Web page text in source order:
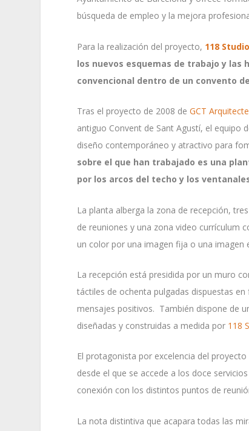
búsqueda de empleo y la mejora
Para la realización del proyecto, 118 Studio
los nuevos esquemas de trabajo y las
convencional dentro de un convento
Tras el proyecto de 2008 deGCT
antiguo Convent de Sant Agustí, el equipo
diseño contemporáneo y atractivo para
sobre el que han trabajado es una
por los arcos del techo y los
La planta alberga la zona de recepción,
de reuniones y una zona video currículum
un color por una imagen fija o una imagen
La recepción está presidida por un muro
táctiles de ochenta pulgadas dispuestas
mensajes positivos. También dispone de
diseñadas y construidas a medida por 118
El protagonista por excelencia del
desde el que se accede a los doce
conexión con los distintos puntos de
La nota distintiva que acapara todas las